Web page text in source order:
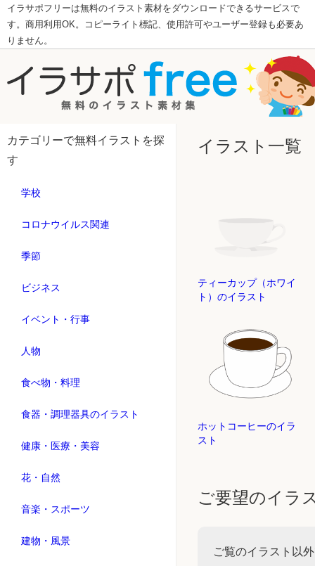
イラサポフリーは無料のイラスト素材をダウンロードできるサービスで
す。商用利用OK。コピーライト標記、使用許可やユーザー登録も必要あ
りません。
カテゴリーで無料イラストを探
す
学校
コロナウイルス関連
季節
ビジネス
イベント・行事
人物
食べ物・料理
食器・調理器具のイラスト
健康・医療・美容
花・自然
音楽・スポーツ
建物・風景
イラスト一覧
ティーカップ（ホワイ
ト）のイラスト
ホットコーヒーのイラ
スト
ご要望のイラ
ご覧のイラスト以